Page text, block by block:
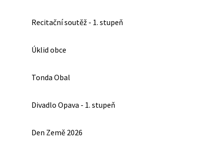
Recitační soutěž - 1. stupeň
Úklid obce
Tonda Obal
Divadlo Opava - 1. stupeň
Den Země 2026